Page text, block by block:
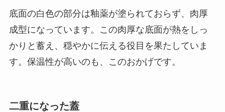
底面の白色の部分は釉薬が塗られておらず、肉厚
成型になっています。
この肉厚な底面が熱をしっ
かりと蓄え、穏やかに伝える役目を果たしていま
す。保温性が高いのも、このおかげです。
二重になった蓋